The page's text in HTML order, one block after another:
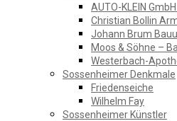
AUTO-KLEIN GmbH
Christian Bollin
Johann Brum
Moos & Söhne –
Westerbach-
Sossenheimer Denkmale
Friedenseiche
Wilhelm Fay
Sossenheimer Künstler